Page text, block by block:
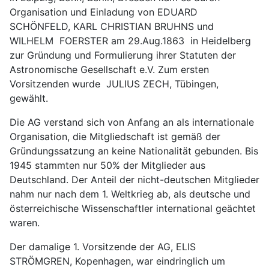
Organisation und Einladung von EDUARD
SCHÖNFELD, KARL CHRISTIAN BRUHNS und
WILHELM FOERSTER am 29.Aug.1863 in Heidelberg
zur Gründung und Formulierung ihrer Statuten der
Astronomische Gesellschaft e.V. Zum ersten
Vorsitzenden wurde JULIUS ZECH, Tübingen,
gewählt.
Die AG verstand sich von Anfang an als internationale
Organisation, die Mitgliedschaft ist gemäß der
Gründungssatzung an keine Nationalität gebunden. Bis
1945 stammten nur 50% der Mitglieder aus
Deutschland. Der Anteil der nicht-deutschen Mitglieder
nahm nur nach dem 1. Weltkrieg ab, als deutsche und
österreichische Wissenschaftler international geächtet
waren.
Der damalige 1. Vorsitzende der AG, ELIS
STRÖMGREN, Kopenhagen, war eindringlich um